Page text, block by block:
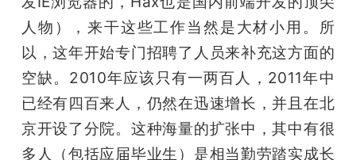
人物），来干这些工作当然是大材小用。所
以，这年开始专门招聘了人员来补充这方面的
空缺。2010年应该只有一两百人，2011年中
已经有四百来人，仍然在迅速增长，并且在北
京开设了分院。这种海量的扩张中，其中有很
多人（包括应届毕业生）是相当勤劳踏实成长